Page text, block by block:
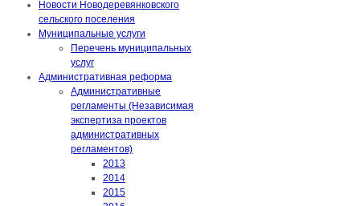
Новости Новодеревянковского
сельского поселения
Муниципальные услуги
Перечень муниципальных
услуг
Административная реформа
Административные
регламенты (Независимая
экспертиза проектов
административных
регламентов)
2013
2014
2015